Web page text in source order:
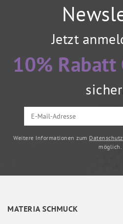
Jetzt
10% Rabatt
Weitere Informationen zum
möglich.
MATERIA SCHMUCK